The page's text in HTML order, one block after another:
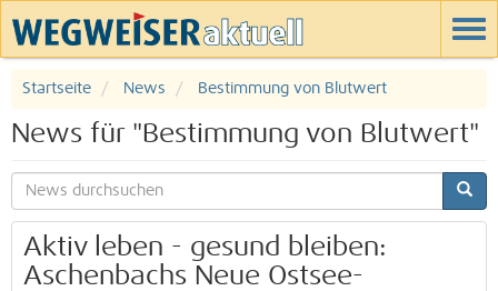
Startseite News Bestimmung von Blutwert
News für "Bestimmung von Blutwert"
Aktiv leben - gesund bleiben:
Aschenbachs Neue Ostsee-